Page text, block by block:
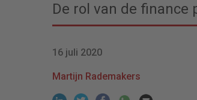
De rol van de
16 juli 2020
Martijn Rademakers